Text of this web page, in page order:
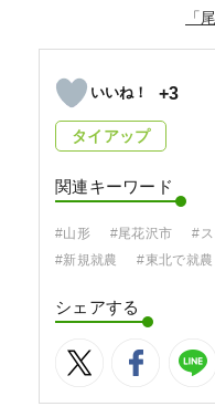
「
+3
タイアップ
関連キーワード
#山形 #尾花沢市 #ス
#新規就農
#東北で就農
シェアする